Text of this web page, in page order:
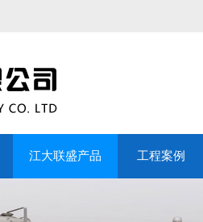
江大联盛产品 工程案例